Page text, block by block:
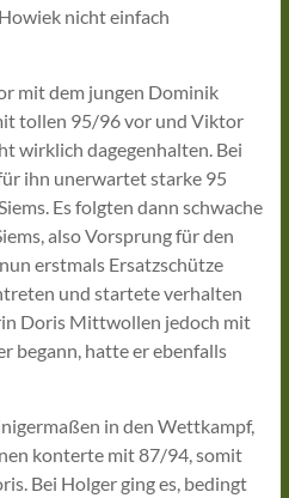
nicht einfach
mit dem jungen Dominik
tollen 95/96 vor und Viktor
wirklich dagegenhalten. Bei
ihn unerwartet starke 95
Es folgten dann schwache
also Vorsprung für den
erstmals Ersatzschütze
und startete verhalten
Doris Mittwollen jedoch mit
begann, hatte er ebenfalls
in den Wettkampf,
konterte mit 87/94, somit
Bei Holger ging es, bedingt